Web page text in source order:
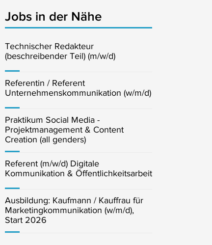
Jobs in der Nähe
Technischer Redakteur
(beschreibender Teil) (m/w/d)
Referentin / Referent
Unternehmenskommunikation (w/m/d)
Praktikum Social Media -
Projektmanagement & Content
Creation (all genders)
Referent (m/w/d) Digitale
Kommunikation & Öffentlichkeitsarbeit
Ausbildung: Kaufmann / Kauffrau für
Marketingkommunikation (w/m/d),
Start 2026